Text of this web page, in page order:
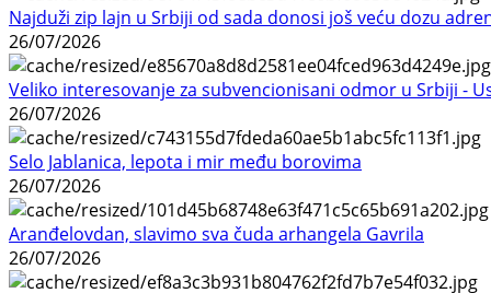
Najduži zip lajn u Srbiji od sada donosi još veću dozu
26/07/2026
Veliko interesovanje za subvencionisani odmor u Srbiji -
26/07/2026
Selo Jablanica, lepota i mir među borovima
26/07/2026
Aranđelovdan, slavimo sva čuda arhangela Gavrila
26/07/2026